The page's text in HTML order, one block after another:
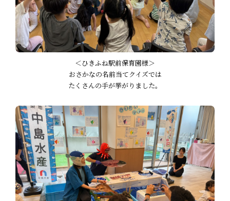
＜ひきふね駅前保育園様＞
おさかなの名前当てクイズでは
たくさんの手が挙がりました。